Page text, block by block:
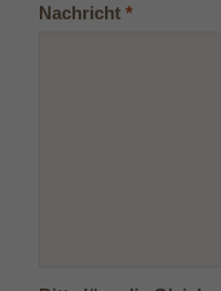
Nachricht*